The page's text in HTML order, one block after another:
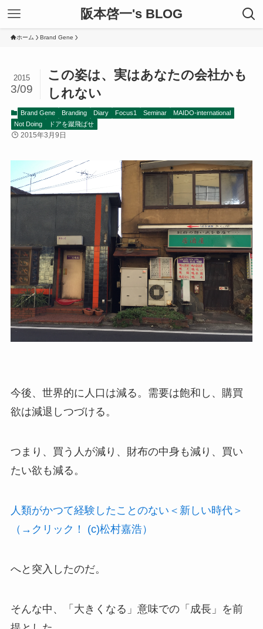
阪本啓一's BLOG
ホーム Brand Gene
この姿は、実はあなたの会社かも
しれない
2015
3/09
Brand Gene Branding Diary Focus1 Seminar
MAIDO-international
Not Doing
ドアを蹴飛ばせ
2015年3月9日
今後、世界的に人口は減る。需要は飽和し、購買
欲は減退しつづける。
つまり、買う人が減り、財布の中身も減り、買い
たい欲も減る。
人類がかつて経験したことのない＜新しい時代＞
（→クリック！ (c)松村嘉浩）
へと突入したのだ。
そんな中、「大きくなる」意味での「成長」を前